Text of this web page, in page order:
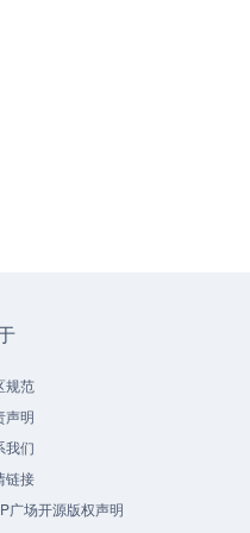
规范
声明
我们
链接
广场开源版权声明